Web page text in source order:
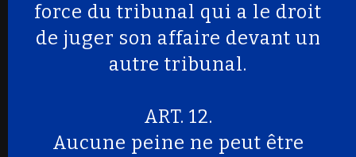
force du tribunal qui a le droit
de juger son affaire devant un
autre tribunal.
ART. 12.
Aucune peine ne peut être